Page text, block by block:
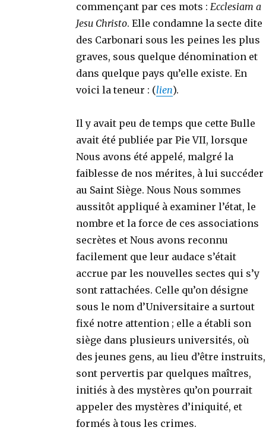
commençant par ces mots : Ecclesiam a
Jesu Christo. Elle condamne la secte dite
des Carbonari sous les peines les plus
graves, sous quelque dénomination et
dans quelque pays qu’elle existe. En
voici la teneur : (lien).
Il y avait peu de temps que cette Bulle
avait été publiée par Pie VII, lorsque
Nous avons été appelé, malgré la
faiblesse de nos mérites, à lui succéder
au Saint Siège. Nous Nous sommes
aussitôt appliqué à examiner l’état, le
nombre et la force de ces associations
secrètes et Nous avons reconnu
facilement que leur audace s’était
accrue par les nouvelles sectes qui s’y
sont rattachées. Celle qu’on désigne
sous le nom d’Universitaire a surtout
fixé notre attention ; elle a établi son
siège dans plusieurs universités, où
des jeunes gens, au lieu d’être instruits,
sont pervertis par quelques maîtres,
initiés à des mystères qu’on pourrait
appeler des mystères d’iniquité, et
formés à tous les crimes.